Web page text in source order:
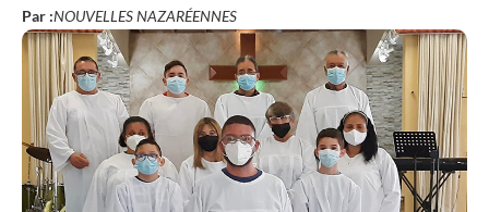
Par :NOUVELLES NAZARÉENNES